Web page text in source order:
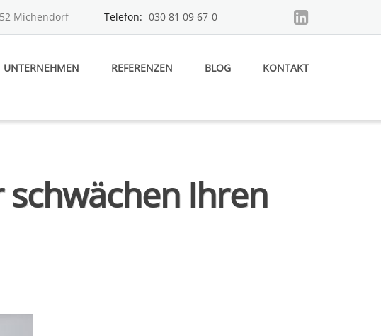
Michendorf Telefon: 030 81 09 67-0
UNTERNEHMEN REFERENZEN BLOG KONTAKT
schwächen Ihren